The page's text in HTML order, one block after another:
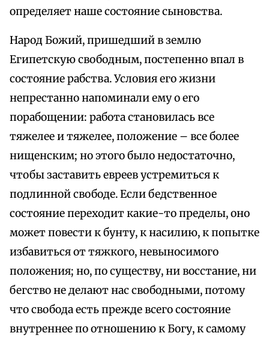
определяет наше состояние сыновства.
Народ Божий, пришедший в землю
Египетскую свободным, постепенно впал в
состояние рабства. Условия его жизни
непрестанно напоминали ему о его
порабощении: работа становилась все
тяжелее и тяжелее, положение – все более
нищенским; но этого было недостаточно,
чтобы заставить евреев устремиться к
подлинной свободе. Если бедственное
состояние переходит какие-то пределы, оно
может повести к бунту, к насилию, к попытке
избавиться от тяжкого, невыносимого
положения; но, по существу, ни восстание, ни
бегство не делают нас свободными, потому
что свобода есть прежде всего состояние
внутреннее по отношению к Богу, к самому